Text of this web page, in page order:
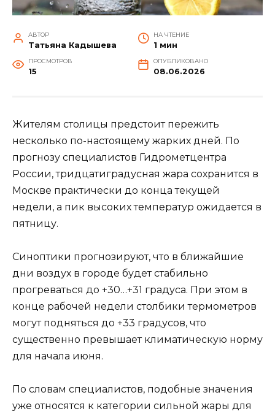
АВТОР
Татьяна Кадышева
НА ЧТЕНИЕ
1 мин
ПРОСМОТРОВ
15
ОПУБЛИКОВАНО
08.06.2026
Жителям столицы предстоит пережить
несколько по-настоящему жарких дней. По
прогнозу специалистов Гидрометцентра
России, тридцатиградусная жара сохранится в
Москве практически до конца текущей
недели, а пик высоких температур ожидается в
пятницу.
Синоптики прогнозируют, что в ближайшие
дни воздух в городе будет стабильно
прогреваться до +30…+31 градуса. При этом в
конце рабочей недели столбики термометров
могут подняться до +33 градусов, что
существенно превышает климатическую норму
для начала июня.
По словам специалистов, подобные значения
уже относятся к категории сильной жары для